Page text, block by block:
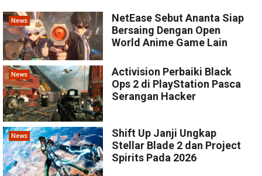
News
NetEase Sebut Ananta Siap
Bersaing Dengan Open
World Anime Game Lain
News
Activision Perbaiki Black
Ops 2 di PlayStation Pasca
Serangan Hacker
News
Shift Up Janji Ungkap
Stellar Blade 2 dan Project
Spirits Pada 2026